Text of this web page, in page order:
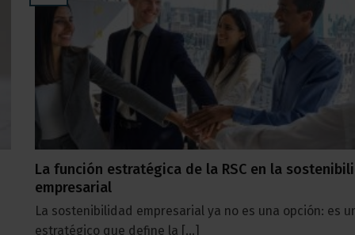
La función estratégica de la RSC en la
empresarial
La sostenibilidad empresarial ya no es una opción: es
estratégico que define la [...]